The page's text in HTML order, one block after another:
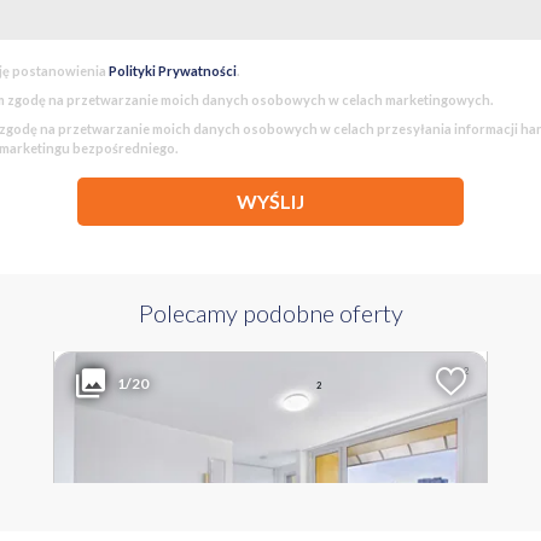
postanowienia Polityki Prywatności.
zgodę na przetwarzanie moich danych osobowych w celach marketingowych.
na przetwarzanie moich danych osobowych w celach przesyłania informacji
bezpośredniego.
WYŚLIJ
Polecamy podobne oferty
1/201
35.90 m
2
Cena za m2
8 217 PLN
LUBUSKIE Zielona Góra ul. Tadeusza Zawadzkiego "Zośki"